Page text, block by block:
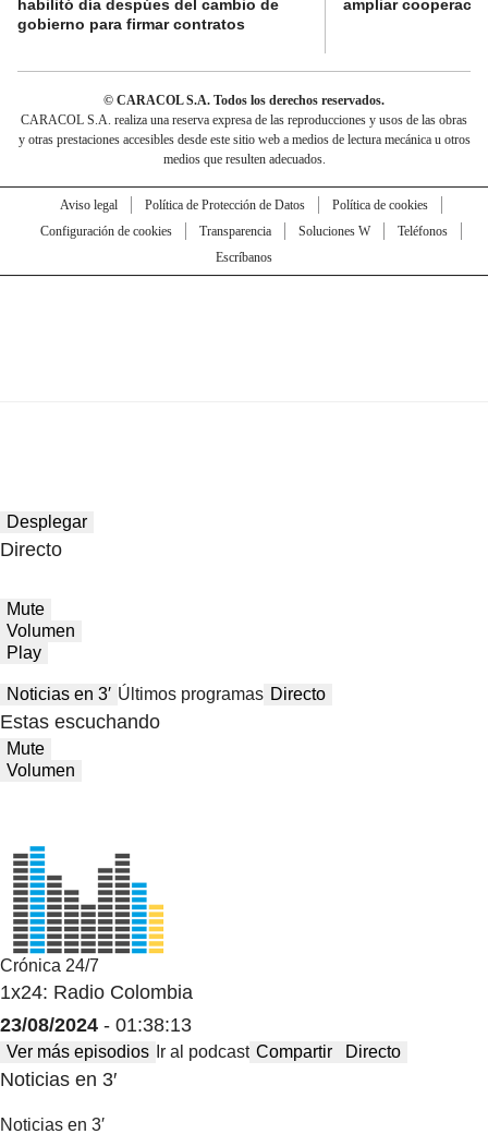
habilitó día despúes del cambio de
gobierno para firmar contratos
ampliar
© CARACOL S.A. Todos los derechos reservados.
CARACOL S.A. realiza una reserva expresa de las reproducciones y usos de las obras
y otras prestaciones accesibles desde este sitio web a medios de lectura mecánica u otros
medios que resulten adecuados.
Aviso legal Política de Protección de Datos
Política de cookies
Configuración de cookies
Transparencia Soluciones W
Teléfonos
Escríbanos
Desplegar
Directo
Mute
Volumen
Play
Noticias en 3′ Últimos programas Directo
Estas escuchando
Mute
Volumen
Crónica 24/7
1x24: Radio Colombia
23/08/2024 - 01:38:13
Ver más episodios Ir al podcast Compartir Directo
Noticias en 3′
Noticias en 3′